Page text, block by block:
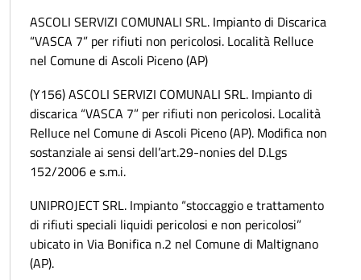
ASCOLI SERVIZI COMUNALI SRL. Impianto di Discarica
“VASCA 7” per rifiuti non pericolosi. Località Relluce
nel Comune di Ascoli Piceno (AP)
(Y156) ASCOLI SERVIZI COMUNALI SRL. Impianto di
discarica “VASCA 7” per rifiuti non pericolosi. Località
Relluce nel Comune di Ascoli Piceno (AP). Modifica non
sostanziale ai sensi dell’art.29-nonies del D.Lgs
152/2006 e s.m.i.
UNIPROJECT SRL. Impianto “stoccaggio e trattamento
di rifiuti speciali liquidi pericolosi e non pericolosi”
ubicato in Via Bonifica n.2 nel Comune di Maltignano
(AP).